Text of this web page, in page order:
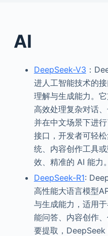
AI
DeepSeek-V3 ：
进人工智能技术的
理解与生成能力。
高效处理复杂对话
并在中文场景下进
接口，开发者可轻
统、内容创作工具
效、精准的 AI 能力。
DeepSeek-R1:
高性能大语言模型
与生成能力，适用
能问答、内容创作
要提取，DeepSeek